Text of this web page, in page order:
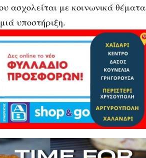
ασχολείται με κοινωνικά θέματα
υποστήριξη.